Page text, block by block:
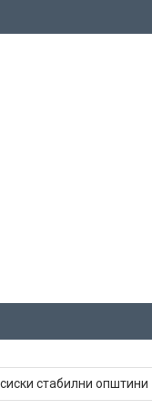
стабилни општини